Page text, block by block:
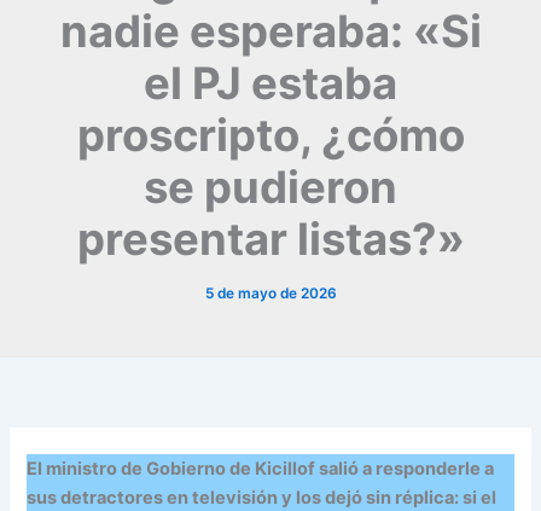
nadie esperaba: «Si
el PJ estaba
proscripto, ¿cómo
se pudieron
presentar listas?»
5 de mayo de 2026
El ministro de Gobierno de Kicillof salió a responderle a
sus detractores en televisión y los dejó sin réplica: si el